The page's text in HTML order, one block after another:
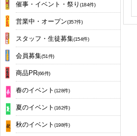
催事・イベント・祭り (184件)
営業中・オープン(357件)
スタッフ・生徒募集(154件)
会員募集(51件)
商品PR(66件)
春のイベント (128件)
夏のイベント (162件)
秋のイベント (198件)